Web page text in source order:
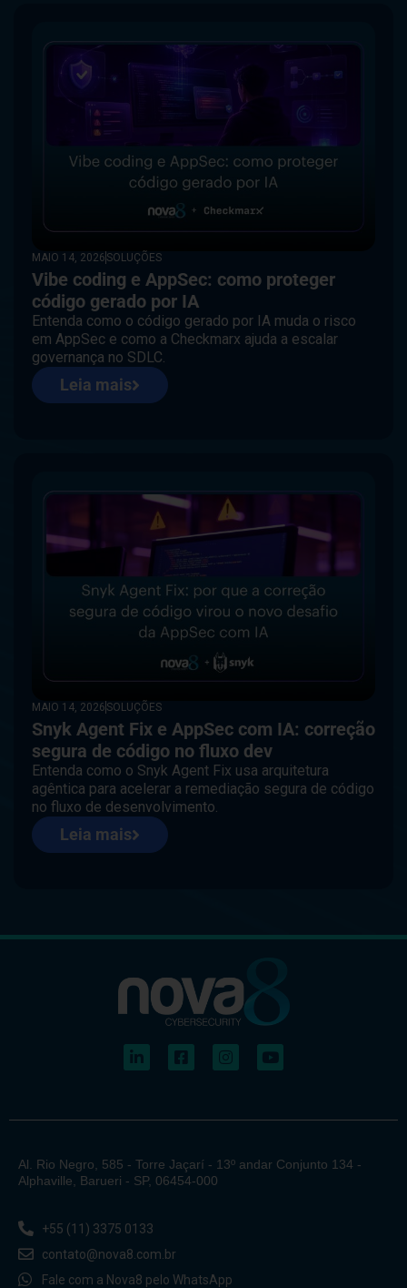
MAIO 14, 2026 SOLUÇÕES
Vibe coding e AppSec: como proteger
código gerado por IA
Entenda como o código gerado por IA muda o risco
em AppSec e como a Checkmarx ajuda a escalar
governança no SDLC.
Leia mais
MAIO 14, 2026 SOLUÇÕES
Snyk Agent Fix e AppSec com IA: correção
segura de código no fluxo dev
Entenda como o Snyk Agent Fix usa arquitetura
agêntica para acelerar a remediação segura de código
no fluxo de desenvolvimento.
Leia mais
Al. Rio Negro, 585 - Torre Jaçarí - 13º andar Conjunto 134 -
Alphaville, Barueri - SP, 06454-000
+55 (11) 3375 0133
contato@nova8.com.br
Fale com a Nova8 pelo WhatsApp